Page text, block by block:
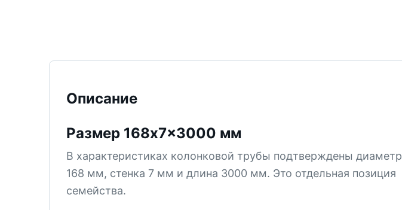
СМ-5В
Описание
Размер 168x7x3000 мм
В характеристиках колонковой трубы подтверждены диаметр
168 мм, стенка 7 мм и длина 3000 мм. Это отдельная позиция
семейства.